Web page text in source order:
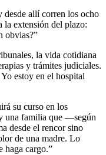
desde allí corren los ocho
la extensión del plazo:
obvias?”
la vida cotidiana
y trámites judiciales.
estoy en el hospital
su curso en los
una familia que —según
desde el rencor sino
de una madre. Lo
haga cargo.”